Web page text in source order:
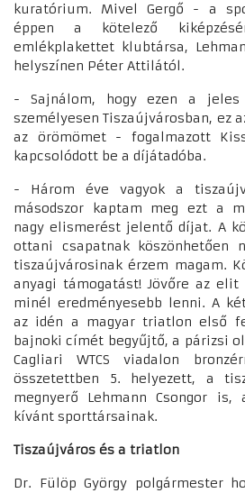
kuratórium. Mivel Gergő - a
éppen a kötelező
emlékplakettet klubtársa,
helyszínen Péter Attilától.
- Sajnálom, hogy ezen a
személyesen Tiszaújvárosban, ez
az örömömet - fogalmazott
kapcsolódott be a díjátadóba.
- Három éve vagyok a
másodszor kaptam meg ezt a
nagy elismerést jelentő díjat. A
ottani csapatnak köszönhetően
tiszaújvárosinak érzem magam.
anyagi támogatást! Jövőre az elit
minél eredményesebb lenni. A
az idén a magyar triatlon első
bajnoki címét begyűjtő, a párizsi
Cagliari WTCS viadalon
összetettben 5. helyezett, a
megnyerő Lehmann Csongor
kívánt sporttársainak.
Tiszaújváros és a triatlon
Dr. Fülöp György polgármester